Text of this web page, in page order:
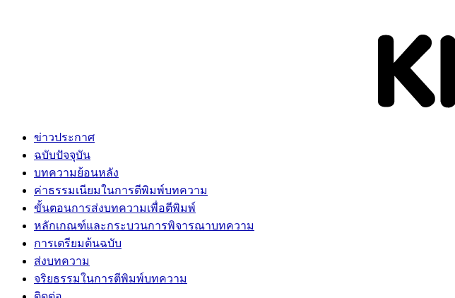
ข่าวประกาศ
ฉบับปัจจุบัน
บทความย้อนหลัง
ค่าธรรมเนียมในการตีพิมพ์บทความ
ขั้นตอนการส่งบทความเพื่อตีพิมพ์
หลักเกณฑ์และกระบวนการพิจารณาบทความ
การเตรียมต้นฉบับ
ส่งบทความ
จริยธรรมในการตีพิมพ์บทความ